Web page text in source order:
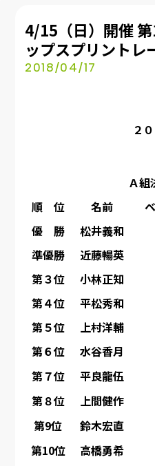
4/15（日）開催
ップスプリントレ
2018/04/17
２
Ａ組
順 位
名前
優 勝
松井義和
準優勝
近藤暢英
第３位
小林正知
第４位
平松秀和
第５位
上村洋輔
第６位
水谷香月
第７位
平良龍伍
第８位
上間健作
第9位
鈴木宏直
第10位
高橋勇希